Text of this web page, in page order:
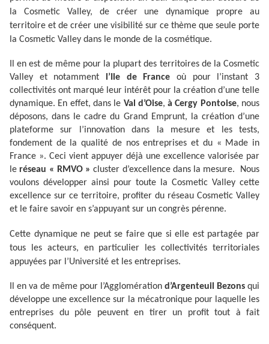
la Cosmetic Valley, de créer une dynamique propre au
territoire et de créer une visibilité sur ce thème que seule porte
la Cosmetic Valley dans le monde de la cosmétique.
Il en est de même pour la plupart des territoires de la Cosmetic
Valley et notamment
l’Ile de France où pour l’instant 3
collectivités ont marqué leur intérêt pour la création d’une telle
dynamique. En effet, dans le Val d’Oise,à Cergy Pontoise, nous
déposons, dans le cadre du Grand Emprunt, la création d’une
plateforme sur l’innovation dans la mesure et les tests,
fondement de la qualité de nos entreprises et du « Made in
France ». Ceci vient appuyer déjà une excellence valorisée par
leréseau « RMVO » cluster d’excellence dans la mesure. Nous
voulons développer ainsi pour toute la Cosmetic Valley cette
excellence sur ce territoire, profiter du réseau Cosmetic Valley
et le faire savoir en s’appuyant sur un congrès pérenne.
Cette dynamique ne peut se faire que si elle est partagée par
tous les acteurs, en particulier les collectivités territoriales
appuyées par l’Université et les entreprises.
Il en va de même pour l’Agglomération d’Argenteuil Bezons qui
développe une excellence sur la mécatronique pour laquelle les
entreprises du pôle peuvent en tirer un profit tout à fait
conséquent.